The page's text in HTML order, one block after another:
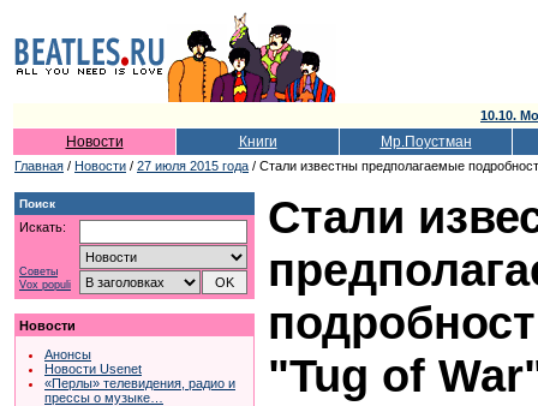
10.10.
Новости Книги Мр.Поустман
Главная / Новости / 27 июля 2015 года / Стали известны предполагаемые
Поиск
Искать:
Советы
Vox populi
Новости
Анонсы
Новости Usenet
«Перлы» телевидения, радио и
прессы о музыке…
Стали
"Tug of